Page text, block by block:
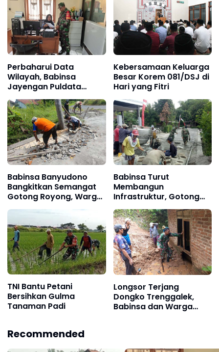
Perbaharui Data
Wilayah, Babinsa
Jayengan Puldata
Teritorial
Kebersamaan Keluarga
Besar Korem 081/DSJ di
Hari yang Fitri
Babinsa Banyudono
Bangkitkan Semangat
Gotong Royong, Warga
Bersama TNI Perbaiki
Jalan Penghubung
Antar Dusun
Babinsa Turut
Membangun
Infrastruktur, Gotong
Royong Cor Jalan
Kampung
TNI Bantu Petani
Bersihkan Gulma
Tanaman Padi
Longsor Terjang
Dongko Trenggalek,
Babinsa dan Warga
Recommended